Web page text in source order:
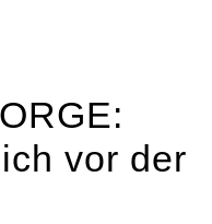
vor der